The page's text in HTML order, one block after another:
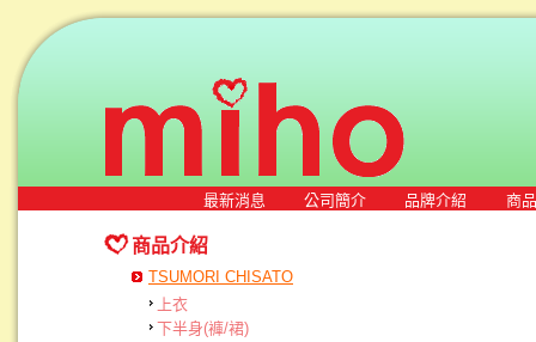
最新消息 公司簡介 品牌介紹 商
商品介紹
TSUMORI CHISATO
上衣
下半身(褲/裙)